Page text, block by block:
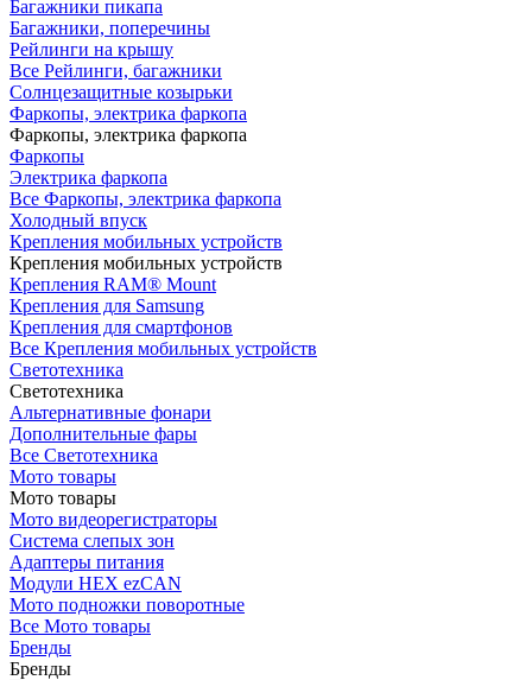
Багажники пикапа
Багажники, поперечины
Рейлинги на крышу
Все Рейлинги, багажники
Солнцезащитные козырьки
Фаркопы, электрика фаркопа
Фаркопы, электрика фаркопа
Фаркопы
Электрика фаркопа
Все Фаркопы, электрика фаркопа
Холодный впуск
Крепления мобильных устройств
Крепления мобильных устройств
Крепления RAM® Mount
Крепления для Samsung
Крепления для смартфонов
Все Крепления мобильных устройств
Светотехника
Светотехника
Альтернативные фонари
Дополнительные фары
Все Светотехника
Мото товары
Мото товары
Мото видеорегистраторы
Система слепых зон
Адаптеры питания
Модули HEX ezCAN
Мото подножки поворотные
Все Мото товары
Бренды
Бренды